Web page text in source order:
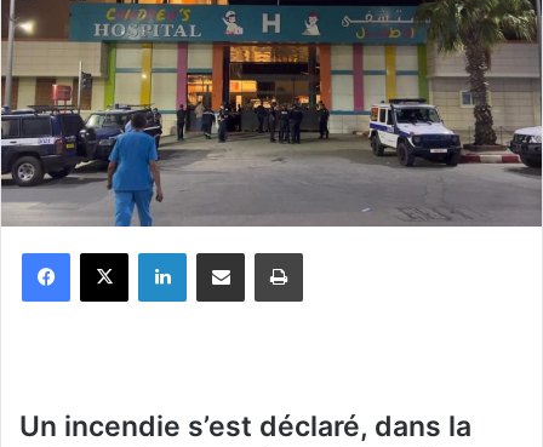
Un incendie s’est déclaré, dans la